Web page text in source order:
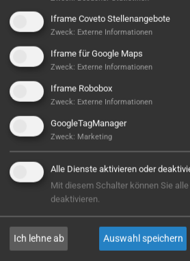
CNC Center Northeim
WEITERLESEN
Iframe Coveto Stellenangebote
Zweck: Externe Informationen
Iframe für Google Maps
Zweck: Externe Informationen
Iframe Robobox
Zweck: Externe Informationen
GoogleTagManager
Zweck: Marketing
Alle Dienste aktivieren oder
Mit diesem Schalter können Sie
deaktivieren.
Ich lehne ab Auswahl speichern